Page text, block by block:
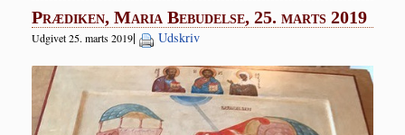
Prædiken, Maria Bebudelse, 25. marts 2019
Udgivet 25. marts 2019| Udskriv